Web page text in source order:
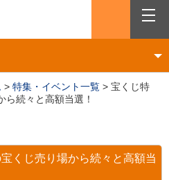
> 特集・イベント一覧 > 宝くじ特
ら続々と高額当選！
くじ売り場から続々と高額当